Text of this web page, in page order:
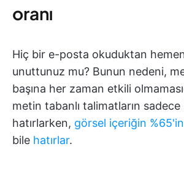
oranı
Hiç bir e-posta okuduktan
unuttunuz mu? Bunun nedeni,
başına her zaman etkili
metin tabanlı talimatların sadece
hatırlarken, görsel içeriğin
bile hatırlar.